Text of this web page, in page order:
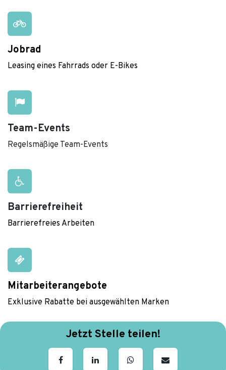
Jobrad
Leasing eines Fahrrads oder E-Bikes ​
Team-Events
Regelsmäßige Team-Events
Barrierefreiheit
Barrierefreies Arbeiten
Jetzt Stelle teilen!
Mitarbeiterangebote
Exklusive Rabatte bei ausgewählten Marken